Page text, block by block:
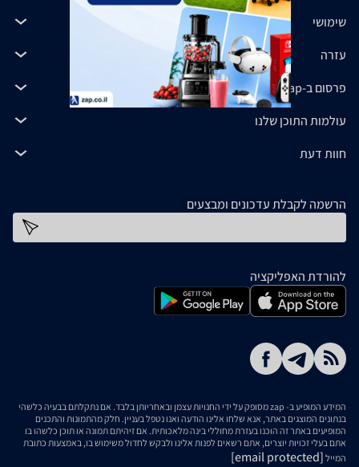
שימושי
עזרה
פרסום ב-zap
עולמות התוכן שלנו
חוות דעת
הרשמה לקבלת עדכונים ומבצעים
להורדת האפליקציה
המידע המופיע ב- zap מסופק על ידי החנויות עצמן ובאחריותן בלבד. אם נתקלתם בבעיה כלשהי
בנתונים המוצגים באתר, אנא שלחו אלינו הודעה ואנו נטפל בעניין. חלק מהתמונות והתכנים
המופיעים באתר זה הוכנו בעזרת מחוללי בינה מלאכותית. אם זיהיתם תמונה או תוכן כלשהו בו
אתם בעלי זכויות יוצרים, אתם רשאים לפנות אלינו ולבקש לחדול משימוש בו, באמצעות כתובת
המייל [email protected]